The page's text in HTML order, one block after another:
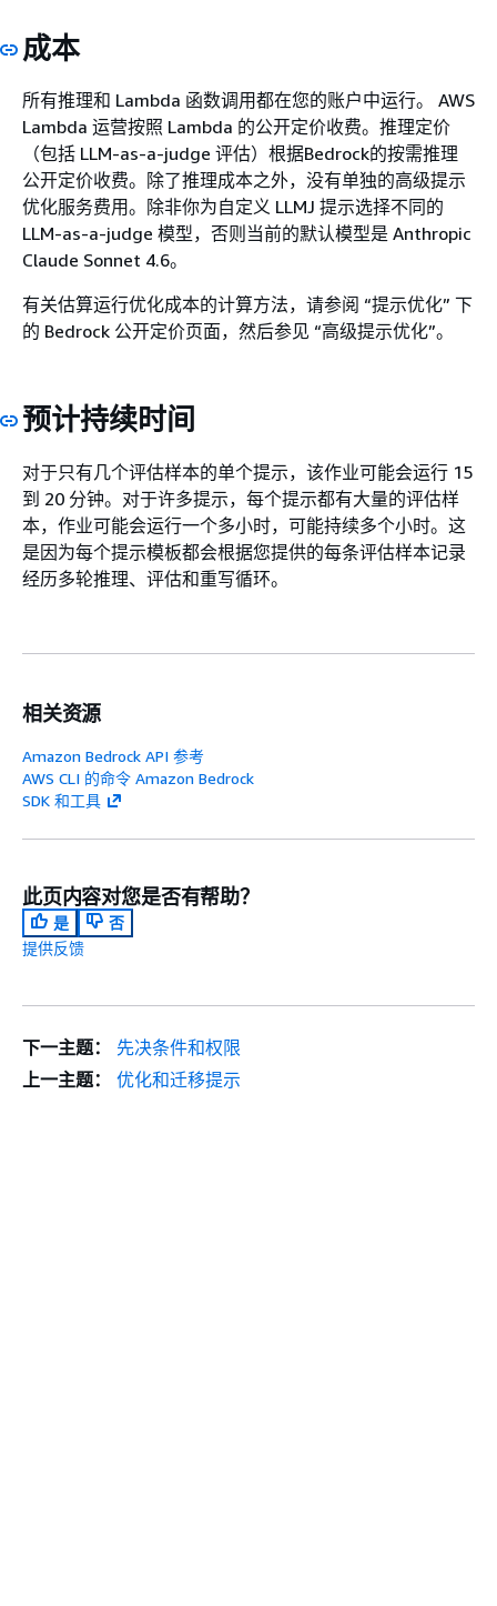
成本
所有推理和 Lambda 函数调用都在您的账户中运行。 AWS
Lambda 运营按照 Lambda 的公开定价收费。推理定价
（包括 LLM-as-a-judge 评估）根据Bedrock的按需推理
公开定价收费。除了推理成本之外，没有单独的高级提示
优化服务费用。除非你为自定义 LLMJ 提示选择不同的
LLM-as-a-judge 模型，否则当前的默认模型是 Anthropic
Claude Sonnet 4.6。
有关估算运行优化成本的计算方法，请参阅 “提示优化” 下
的 Bedrock 公开定价页面，然后参见 “高级提示优化”。
预计持续时间
对于只有几个评估样本的单个提示，该作业可能会运行 15
到 20 分钟。对于许多提示，每个提示都有大量的评估样
本，作业可能会运行一个多小时，可能持续多个小时。这
是因为每个提示模板都会根据您提供的每条评估样本记录
经历多轮推理、评估和重写循环。
相关资源
Amazon Bedrock API 参考
AWS CLI 的命令 Amazon Bedrock
SDK 和工具
此页内容对您是否有帮助？
是
否
提供反馈
下一主题：
先决条件和权限
上一主题：
优化和迁移提示